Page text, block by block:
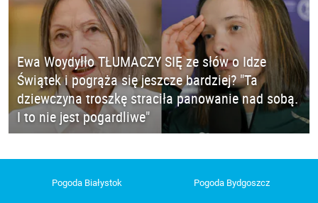
Ewa Woydyłło TŁUMACZY SIĘ ze słów o Idze
Świątek i pogrąża się jeszcze bardziej? "Ta
dziewczyna troszkę straciła panowanie nad sobą.
I to nie jest pogardliwe"
Pogoda Białystok Pogoda Bydgoszcz